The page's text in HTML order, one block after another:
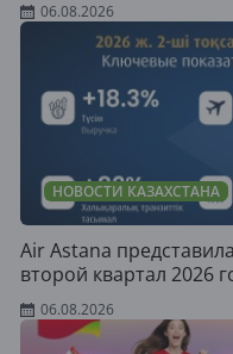
06.08.2026
НОВОСТИ КАЗАХСТАНА
Air Astana
второй квартал 2026
06.08.2026